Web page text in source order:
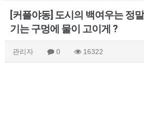
[커플야동] 도시의 백여우는 정
기는 구멍에 물이 고이게 ?
관리자 0 16322